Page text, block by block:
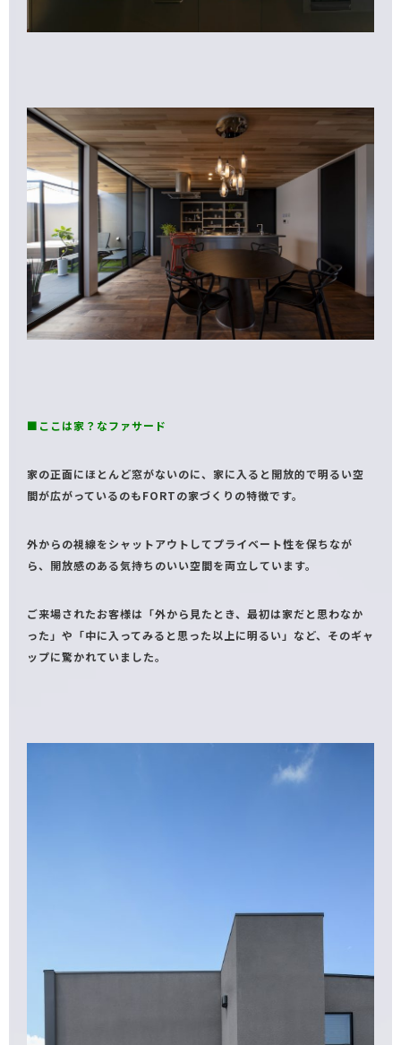
■ここは家？なファサード
家の正面にほとんど窓がないのに、家に入ると開放的で明るい空
間が広がっているのもFORTの家づくりの特徴です。
外からの視線をシャットアウトしてプライベート性を保ちなが
ら、開放感のある気持ちのいい空間を両立しています。
ご来場されたお客様は「外から見たとき、最初は家だと思わなか
った」や「中に入ってみると思った以上に明るい」など、そのギャ
ップに驚かれていました。